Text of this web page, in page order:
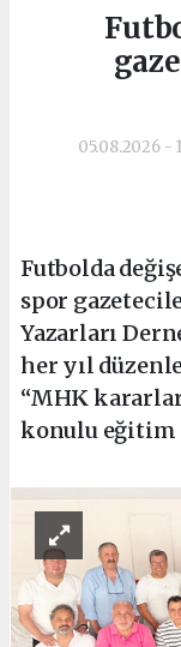
05.08.2026 -
Futbolda
spor
Yazarları
her yıl
“MHK
konulu